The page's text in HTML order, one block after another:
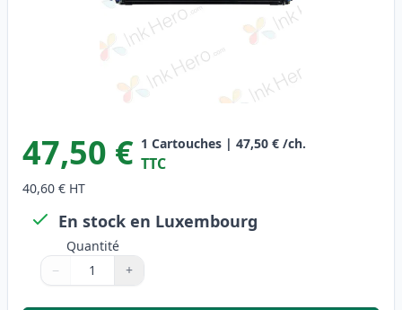
47,50 € 1 Cartouches | 47,50 € /ch.
TTC
40,60 € HT
En stock en Luxembourg
Quantité
Quantité
Utilisez les boutons pour ajuster
− +
Quantité